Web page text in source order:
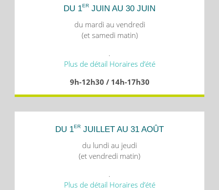
DU 1ER JUIN AU 30 JUIN
du mardi au vendredi
(et samedi matin)
.
Plus de détail Horaires d’été
9h-12h30 / 14h-17h30
DU 1ER JUILLET AU 31 AOÛT
du lundi au jeudi
(et vendredi matin)
.
Plus de détail Horaires d’été